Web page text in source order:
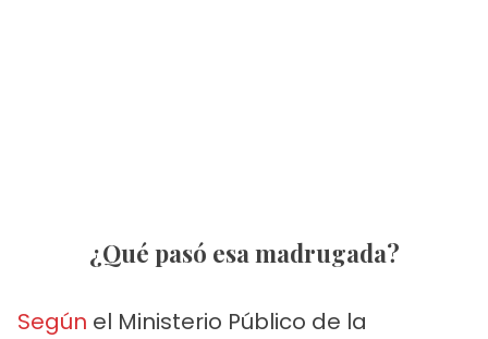
¿Qué pasó esa madrugada?
Según el Ministerio Público de la